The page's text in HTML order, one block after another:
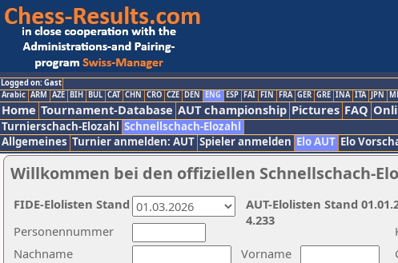
Logged on: Gast
Arabic ARM AZE BIH BUL CAT CHN CRO CZE DEN ENG ESP FAI FIN FRA GER GRE INA ITA JPN
Home Tournament-Database AUT championship Pictures FAQ
Turnierschach-Elozahl Schnellschach-Elozahl
Allgemeines Turnier anmelden: AUT Spieler anmelden Elo AUT Elo
Willkommen bei den offiziellen Schnellschach-
Nachname
Vorname
Personennummer
AUT-Elolisten Stand
4.233
FIDE-Elolisten Stand